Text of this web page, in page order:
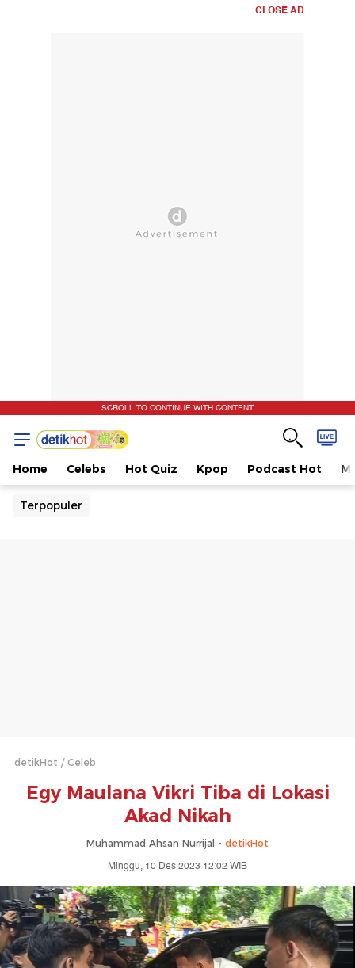
CLOSE AD
SCROLL TO CONTINUE WITH CONTENT
Home Celebs Hot Quiz Kpop Podcast Hot
Terpopuler
detikHot Celeb
Egy Maulana Vikri Tiba di Lokasi
Akad Nikah
Muhammad Ahsan Nurrijal - detikHot
Minggu, 10 Des 2023 12:02 WIB